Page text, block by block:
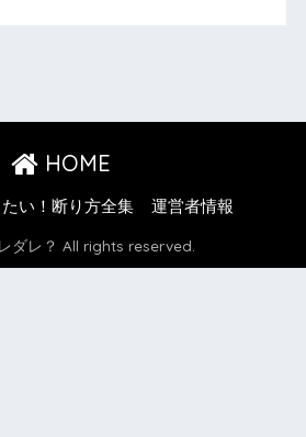
HOME
い！断り方全集 運営者情報
ダレ？ All rights reserved.